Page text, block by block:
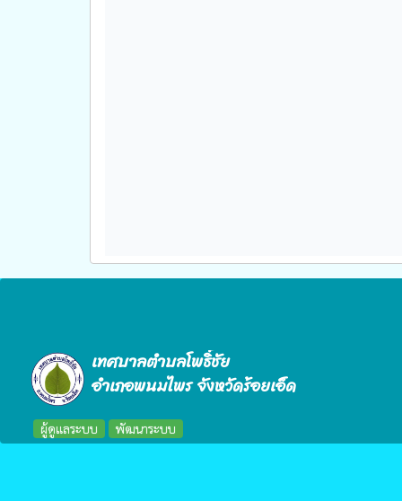
เทศบาลตำบลโพธิ์ชัย
อำเภอพนมไพร จังหวัดร้อยเอ็ด
ผู้ดูแลระบบ พัฒนาระบบ